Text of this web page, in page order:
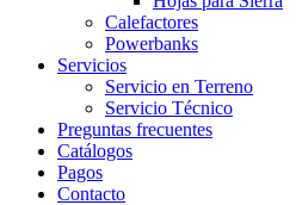
Calefactores
Powerbanks
Servicios
Servicio en Terreno
Servicio Técnico
Preguntas frecuentes
Catálogos
Pagos
Contacto